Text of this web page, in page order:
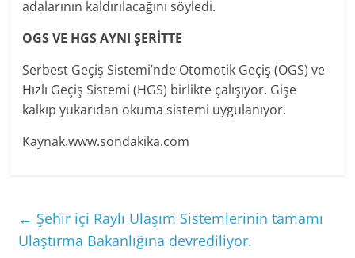
adalarının kaldırılacağını söyledi.
OGS VE HGS AYNI ŞERİTTE
Serbest Geçiş Sistemi’nde Otomotik Geçiş (OGS) ve
Hızlı Geçiş Sistemi (HGS) birlikte çalışıyor. Gişe
kalkıp yukarıdan okuma sistemi uygulanıyor.
Kaynak.www.sondakika.com
← Şehir içi Raylı Ulaşım Sistemlerinin tamamı
Ulaştırma Bakanlığına devrediliyor.